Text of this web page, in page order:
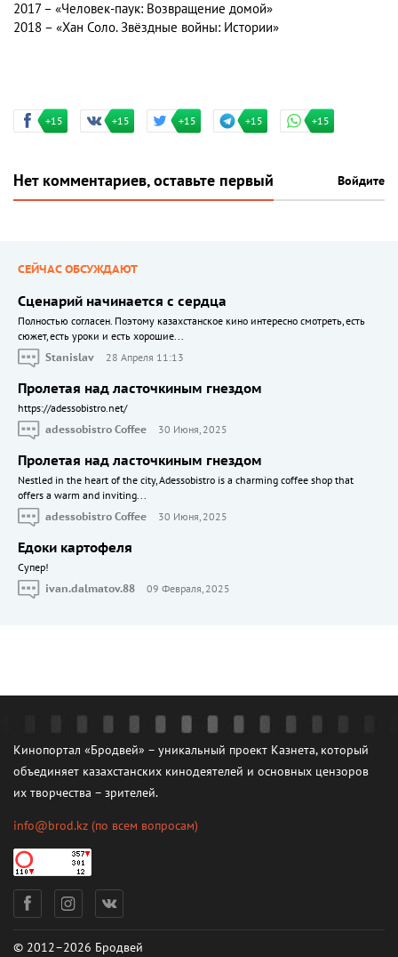
2017 – «Человек-паук: Возвращение домой»
2018 – «Хан Соло. Звёздные войны: Истории»
+15 +15 +15 +15 +15
Нет комментариев, оставьте первый Войдите
СЕЙЧАС ОБСУЖДАЮТ
Сценарий начинается с сердца
Полностью согласен. Поэтому казахстанское кино интересно смотреть, есть
сюжет, есть уроки и есть хорошие...
Stanislav
28 Апреля 11:13
Пролетая над ласточкиным гнездом
https://adessobistro.net/
adessobistro Coffee
30 Июня, 2025
Пролетая над ласточкиным гнездом
Nestled in the heart of the city, Adessobistro is a charming coffee shop that
offers a warm and inviting...
adessobistro Coffee
30 Июня, 2025
Едоки картофеля
Cупер!
ivan.dalmatov.88
09 Февраля, 2025
Кинопортал «Бродвей» – уникальный проект Казнета, который
объединяет казахстанских кинодеятелей и основных цензоров
их творчества – зрителей.
info@brod.kz (по всем вопросам)
© 2012–2026 Бродвей